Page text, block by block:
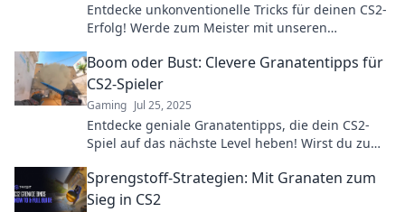
Entdecke unkonventionelle Tricks für deinen CS2-
Erfolg! Werde zum Meister mit unseren
Handumdrehen!
Boom oder Bust: Clevere Granatentipps für
CS2-Spieler
Gaming Jul 25, 2025
Entdecke geniale Granatentipps, die dein CS2-
Spiel auf das nächste Level heben! Wirst du zum
Sprengstoff-Strategien: Mit Granaten zum
Sieg in CS2